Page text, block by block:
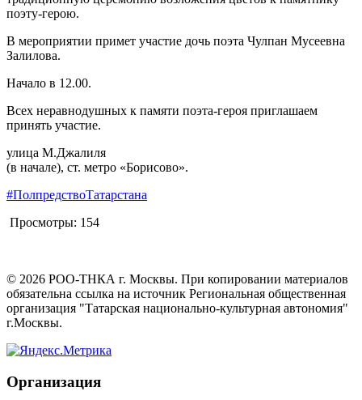
поэту-герою.
В мероприятии примет участие дочь поэта Чулпан Мусеевна
Залилова.
Начало в 12.00.
Всех неравнодушных к памяти поэта-героя приглашаем
принять участие.
улица М.Джалиля
(в начале), ст. метро «Борисово».
#ПолпредствоТатарстана
Просмотры: 154
© 2026 РОО-ТНКА г. Москвы. При копировании материалов
обязательна ссылка на источник Региональная общественная
организация "Татарская национально-культурная автономия"
г.Москвы.
Организация